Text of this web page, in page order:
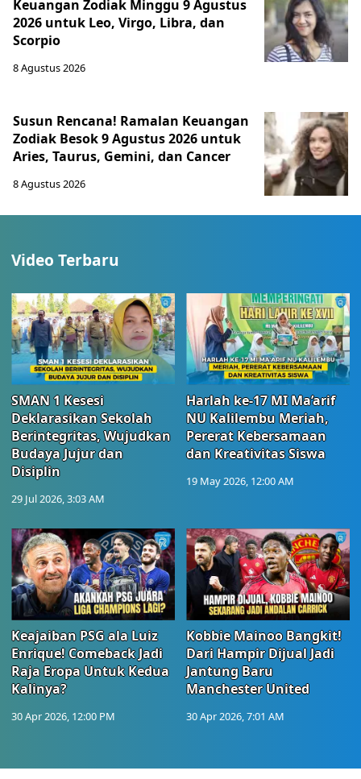
Keuangan Zodiak Minggu 9 Agustus
2026 untuk Leo, Virgo, Libra, dan
Scorpio
8 Agustus 2026
Susun Rencana! Ramalan Keuangan
Zodiak Besok 9 Agustus 2026 untuk
Aries, Taurus, Gemini, dan Cancer
8 Agustus 2026
Video Terbaru
SMAN 1 Kesesi
Deklarasikan Sekolah
Berintegritas, Wujudkan
Budaya Jujur dan
Disiplin
29 Jul 2026, 3:03 AM
Harlah ke-17 MI Ma’arif
NU Kalilembu Meriah,
Pererat Kebersamaan
dan Kreativitas Siswa
19 May 2026, 12:00 AM
Keajaiban PSG ala Luiz
Enrique! Comeback Jadi
Raja Eropa Untuk Kedua
Kalinya?
30 Apr 2026, 12:00 PM
Kobbie Mainoo Bangkit!
Dari Hampir Dijual Jadi
Jantung Baru
Manchester United
30 Apr 2026, 7:01 AM